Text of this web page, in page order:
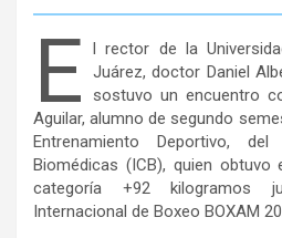
E
l rector de la
Juárez, doctor Daniel
sostuvo un encuentro
Aguilar, alumno de segundo
Entrenamiento Deportivo,
Biomédicas (ICB), quien
categoría +92 kilogramos
Internacional de Boxeo BOXAM